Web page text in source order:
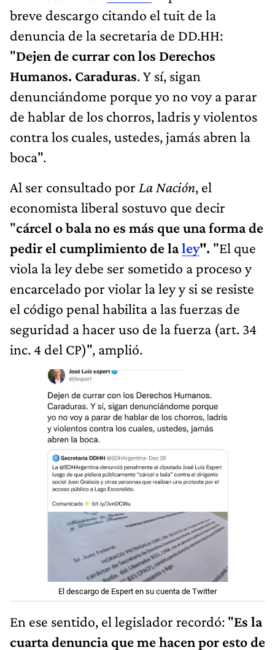
breve descargo citando el tuit de la
denuncia de la secretaria de DD.HH:
"Dejen de currar con los Derechos
Humanos. Caraduras. Y sí, sigan
denunciándome porque yo no voy a parar
de hablar de los chorros, ladris y violentos
contra los cuales, ustedes, jamás abren la
boca".
Al ser consultado por La Nación, el
economista liberal sostuvo que decir
"cárcel o balano es más que una forma de
pedir el cumplimiento de laley". "El que
viola la ley debe ser sometido a proceso y
encarcelado por violar la ley y si se resiste
el código penal habilita a las fuerzas de
seguridad a hacer uso de la fuerza (art. 34
inc. 4 del CP)", amplió.
El descargo de Espert en su cuenta de Twitter
En ese sentido, el legislador recordó: "Es la
cuarta denuncia que me hacen por esto de